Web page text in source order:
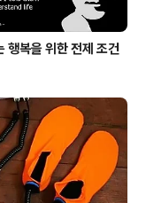
행복을 위한 전제 조건